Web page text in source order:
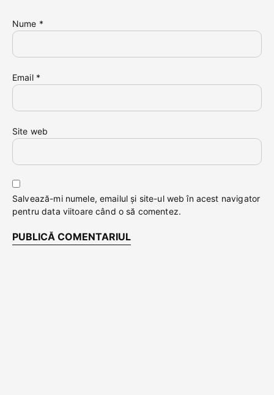
Nume *
Email *
Site web
Salvează-mi numele, emailul și site-ul web în acest navigator
pentru data viitoare când o să comentez.